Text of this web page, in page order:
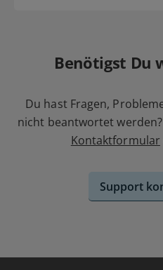
Benötigst Du
Du hast Fragen,
nicht beantwortet
Kontaktformular
Support